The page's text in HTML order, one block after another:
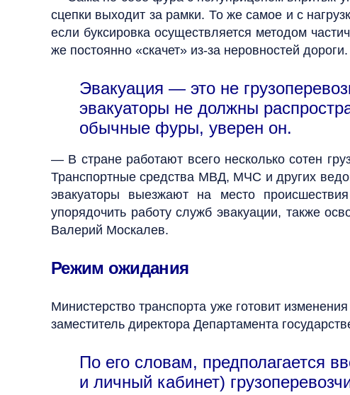
сцепки выходит за рамки. То же самое и с
если буксировка осуществляется методом
же постоянно «скачет» из-за неровностей
Эвакуация — это не
эвакуаторы не должны
обычные фуры, уверен он.
— В стране работают всего несколько сотен
Транспортные средства МВД, МЧС и других
эвакуаторы выезжают на место
упорядочить работу служб эвакуации, также
Валерий Москалев.
Режим ожидания
Министерство транспорта уже готовит
заместитель директора Департамента
По его словам, предполагается
и личный кабинет)